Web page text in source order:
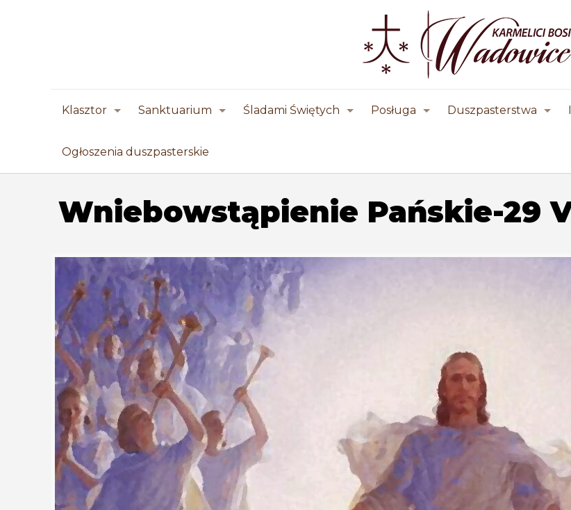
Klasztor Sanktuarium Śladami Świętych Posługa Duszpasterstwa
Ogłoszenia duszpasterskie
Wniebowstąpienie Pańskie-29